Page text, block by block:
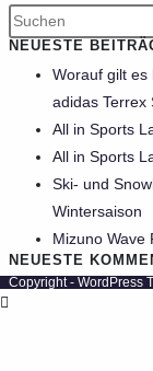
NEUESTE
Worauf gilt es
adidas Terrex
All in Sports
All in Sports
Ski- und
Wintersaison
Mizuno Wave
NEUESTE
Copyright - WordPress